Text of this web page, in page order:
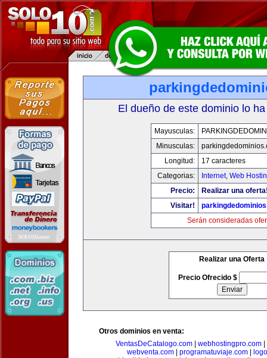
El dueño de este dominio lo
Mayusculas:
Minusculas:
Longitud:
17 caracteres
Categorias:
Internet, Web
Precio:
Realizar una
Visitar!
Serán consideradas
Realizar una Oferta
Precio Ofrecido $
Otros dominios en venta:
VentasDeCatalogo.com| webhostingpro.com|
webventa.com
programatuviaje.com